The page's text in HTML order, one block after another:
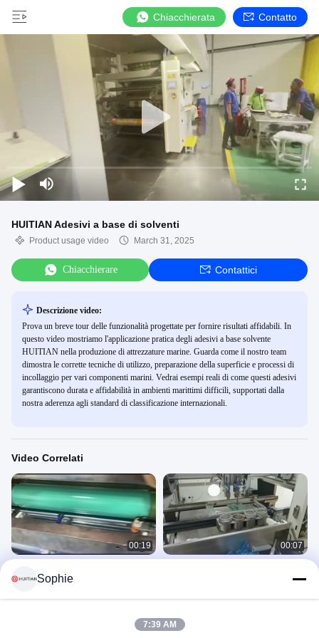
Chiacchierata Contatto
HUITIAN Adesivi a base di solventi
Product usage video March 31, 2025
Chiacchierare Contattici
Descrizione video:
Prova un breve tour delle funzionalità progettate per fornire risultati affidabili. In
questo video mostriamo l'applicazione pratica degli adesivi a base solvente
HUITIAN nella produzione di attrezzature marine. Guarda come il nostro team
dimostra le corrette tecniche di utilizzo, preparazione della superficie e processi di
incollaggio per vari componenti marini. Vedrai esempi reali di come questi adesivi
garantiscono durata e affidabilità in ambienti marittimi difficili, supportati dalla
nostra aderenza agli standard di classificazione internazionali.
Video Correlati
00:19
base di solventi
00:07
Rivestimento di protezione dei circuiti
Sophie
7:39 AM